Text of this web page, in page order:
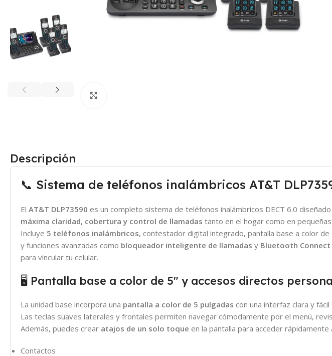
Descripción
📞 Sistema de teléfonos inalámbricos AT&T
El AT&T DLP73590 es un completo sistema de teléfonos inalámbricos DECT 6.0
máxima claridad, cobertura y control de llamadas tanto en el hogar como en
Incluye 5 teléfonos inalámbricos, contestador digital integrado, pantalla base a color de
y funciones avanzadas como bloqueador inteligente de llamadas y Bluetooth Connect
para vincular tu celular.
🖥️ Pantalla base a color de 5″ y accesos directos
La unidad base incorpora una pantalla a color de 5 pulgadas con una interfaz clara y fácil
Las teclas suaves laterales y frontales permiten navegar cómodamente por el menú,
Además, puedes crear atajos de un solo toque en la pantalla para acceder rápidamente
Contactos